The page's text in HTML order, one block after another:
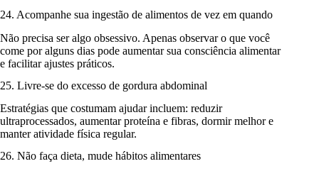
24. Acompanhe sua ingestão de alimentos de vez em quando
Não precisa ser algo obsessivo. Apenas observar o que você
come por alguns dias pode aumentar sua consciência alimentar
e facilitar ajustes práticos.
25. Livre-se do excesso de gordura abdominal
Estratégias que costumam ajudar incluem: reduzir
ultraprocessados, aumentar proteína e fibras, dormir melhor e
manter atividade física regular.
26. Não faça dieta, mude hábitos alimentares